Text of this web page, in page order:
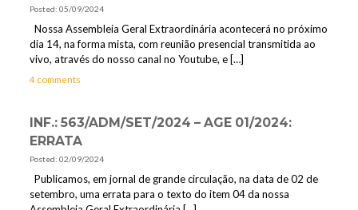
Posted: 05/09/2024
Nossa Assembleia Geral Extraordinária acontecerá no próximo
dia 14, na forma mista, com reunião presencial transmitida ao
vivo, através do nosso canal no Youtube, e[…]
4 comments
INF.: 563/ADM/SET/2024 – AGE 01/2024:
ERRATA
Posted: 02/09/2024
Publicamos, em jornal de grande circulação, na data de 02 de
setembro, uma errata para o texto do item 04 da nossa